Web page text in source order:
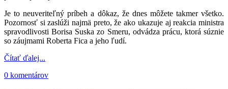
Je to neuveriteľný príbeh a dôkaz, že dnes môžete takmer všetko.
Pozornosť si zaslúži najmä preto, že ako ukazuje aj reakcia ministra
spravodlivosti Borisa Suska zo Smeru, odvádza prácu, ktorá súznie
so záujmami Roberta Fica a jeho ľudí.
Čítať ďalej...
0 komentárov